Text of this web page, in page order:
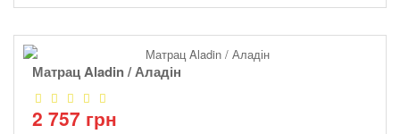
Матрац Aladin / Аладін
2 757 грн